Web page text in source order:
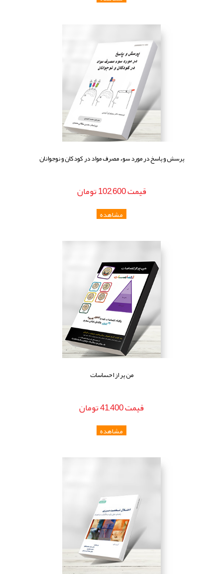
پرسش و پاسخ در مورد سوء مصرف مواد در کودکان و نوجوانان
قيمت102,600تومان
من پر از احساسات
قيمت41,400تومان